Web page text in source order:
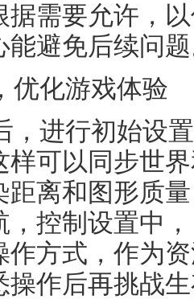
据需要允许，
能避免后续问
优化游戏体验
，进行初始设
样可以同步世
距离和图形质
，控制设置中
作方式，作为
操作后再挑战